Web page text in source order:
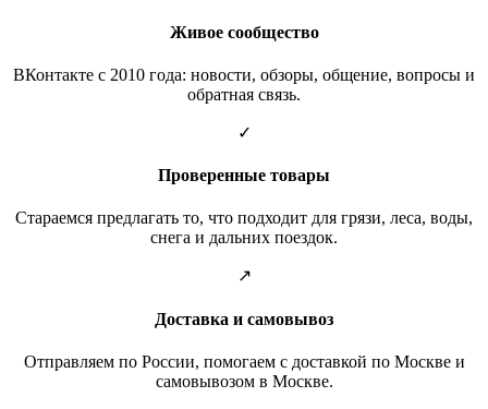
Живое сообщество
ВКонтакте с 2010 года: новости, обзоры, общение, вопросы и
обратная связь.
✓
Проверенные товары
Стараемся предлагать то, что подходит для грязи, леса, воды,
снега и дальних поездок.
↗
Доставка и самовывоз
Отправляем по России, помогаем с доставкой по Москве и
самовывозом в Москве.